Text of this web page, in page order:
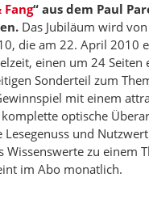
Fang“ aus dem Paul
Das Jubiläum wird
die am 22. April 2010
einen um 24
Sonderteil zum
mit einem
optische
und
Wissenswerte zu einem
im Abo monatlich.